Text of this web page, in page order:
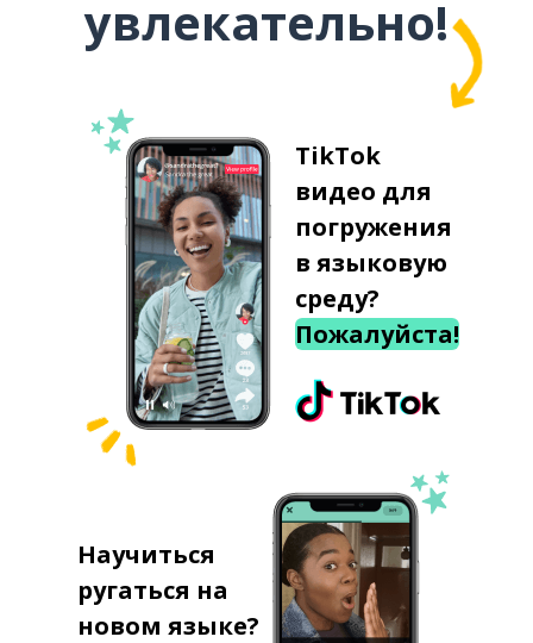
увлекательно!
TikTok
видео для
погружения
в языковую
среду?
Пожалуйста!
Научиться
ругаться на
новом языке?